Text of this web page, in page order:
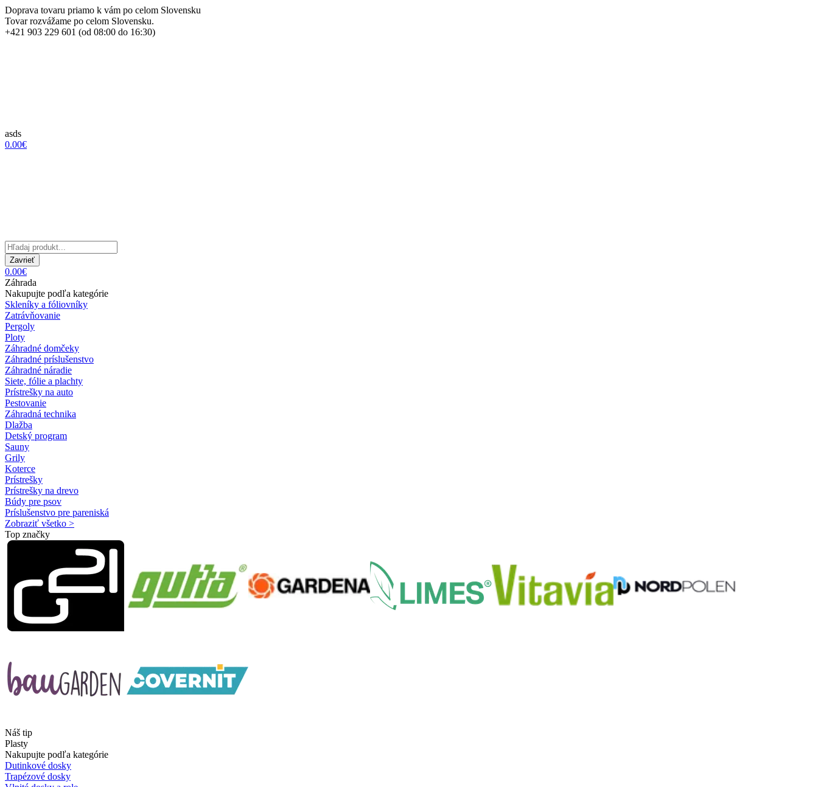
Doprava tovaru priamo k vám po celom Slovensku
Tovar rozvážame po celom Slovensku.
+421 903 229 601 (od 08:00 do 16:30)
asds
0.00€
Zavrieť
0.00€
Záhrada
Nakupujte podľa kategórie
Skleníky a fóliovníky
Zatrávňovanie
Pergoly
Ploty
Záhradné domčeky
Záhradné príslušenstvo
Záhradné náradie
Siete, fólie a plachty
Prístrešky na auto
Pestovanie
Záhradná technika
Dlažba
Detský program
Sauny
Grily
Koterce
Prístrešky
Prístrešky na drevo
Búdy pre psov
Príslušenstvo pre pareniská
Zobraziť všetko >
Top značky
Náš tip
Plasty
Nakupujte podľa kategórie
Dutinkové dosky
Trapézové dosky